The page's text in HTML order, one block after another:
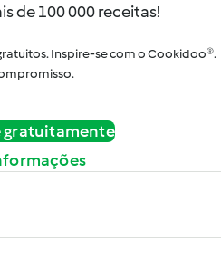
de 100 000 receitas!
Inspire-se com o Cookidoo®.
gratuitamente